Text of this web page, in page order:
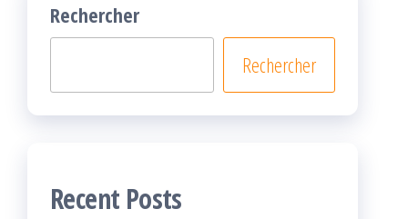
Rechercher
Rechercher
Recent Posts